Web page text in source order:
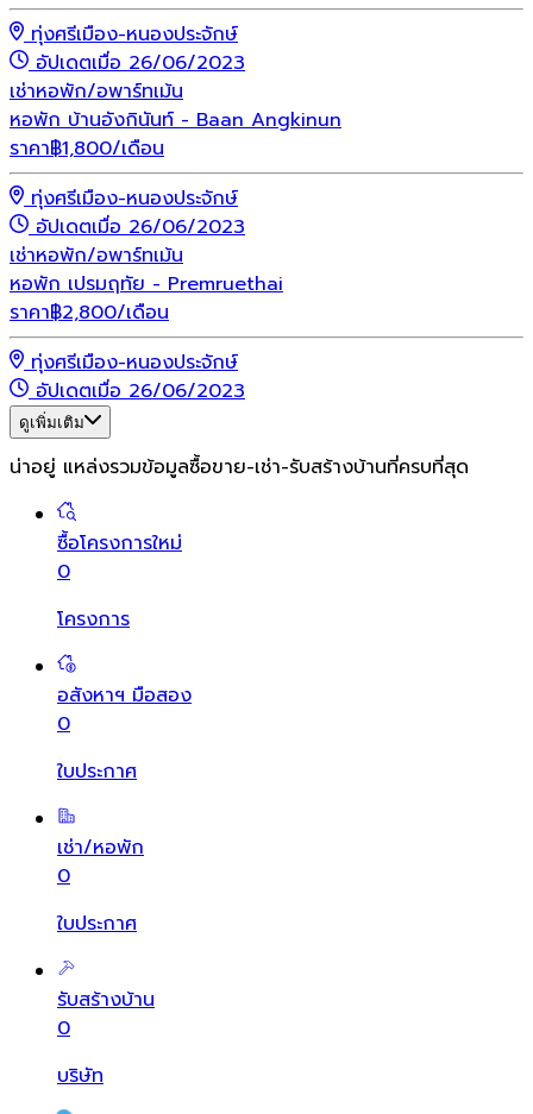
ทุ่งศรีเมือง-หนองประจักษ์
อัปเดตเมื่อ 26/06/2023
เช่าหอพัก/อพาร์ทเม้น
หอพัก บ้านอังกินันท์ - Baan Angkinun
ราคา฿1,800/เดือน
ทุ่งศรีเมือง-หนองประจักษ์
อัปเดตเมื่อ 26/06/2023
เช่าหอพัก/อพาร์ทเม้น
หอพัก เปรมฤทัย - Premruethai
ราคา฿2,800/เดือน
ทุ่งศรีเมือง-หนองประจักษ์
อัปเดตเมื่อ 26/06/2023
ดูเพิ่มเติม
น่าอยู่ แหล่งรวมข้อมูลซื้อขาย-เช่า-รับสร้างบ้านที่ครบที่สุด
ซื้อโครงการใหม่
0
โครงการ
อสังหาฯ มือสอง
0
ใบประกาศ
เช่า/หอพัก
0
ใบประกาศ
รับสร้างบ้าน
0
บริษัท